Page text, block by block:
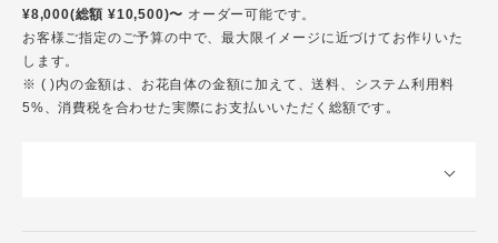
¥8,000(総額 ¥10,500)〜 オーダー可能です。
お客様ご指定のご予算の中で、最大限イメージに近づけてお作りいた
します。
※ ( )内の金額は、お花自体の金額に加えて、送料、システム利用料
5%、消費税を合わせた実際にお支払いいただく総額です。